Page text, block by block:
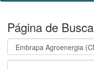
Página de Busca